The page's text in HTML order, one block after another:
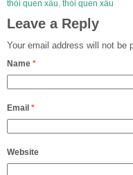
thói quen xấu thói quen xấu
Leave a Reply
Your email address will not be
Name *
Email *
Website